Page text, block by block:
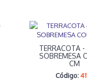
TERRACOTA -
SOBREMESA
CM
Código: